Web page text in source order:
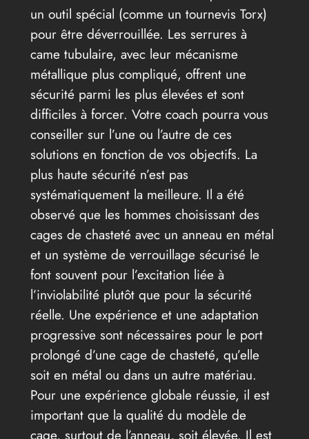
un outil spécial (comme un tournevis Torx)
pour être déverrouillée. Les serrures à
came tubulaire, avec leur mécanisme
métallique plus compliqué, offrent une
sécurité parmi les plus élevées et sont
difficiles à forcer. Votre coach pourra vous
conseiller sur l’une ou l’autre de ces
solutions en fonction de vos objectifs. La
plus haute sécurité n’est pas
systématiquement la meilleure. Il a été
observé que les hommes choisissant des
cages de chasteté avec un anneau en métal
et un système de verrouillage sécurisé le
font souvent pour l’excitation liée à
l’inviolabilité plutôt que pour la sécurité
réelle. Une expérience et une adaptation
progressive sont nécessaires pour le port
prolongé d’une cage de chasteté, qu’elle
soit en métal ou dans un autre matériau.
Pour une expérience globale réussie, il est
important que la qualité du modèle de
cage, surtout de l’anneau, soit élevée. Il est